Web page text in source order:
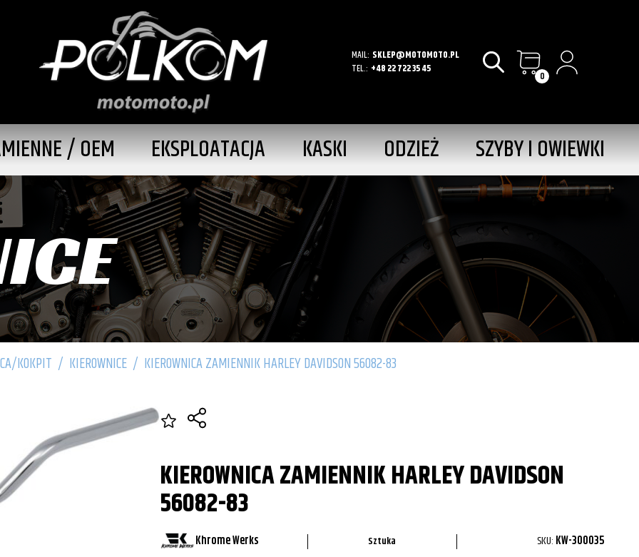
MAIL: SKLEP@MOTOMOTO.PL
TEL.: +48 22 722 35 45 0
/ OEM EKSPLOATACJA KASKI ODZIEŻ SZYBY I OWIEWKI
KOKPIT / KIEROWNICE / KIEROWNICA ZAMIENNIK HARLEY DAVIDSON 56082-83
KIEROWNICA ZAMIENNIK HARLEY DAVIDSON
56082-83
Khrome Werks Sztuka SKU: KW-300035